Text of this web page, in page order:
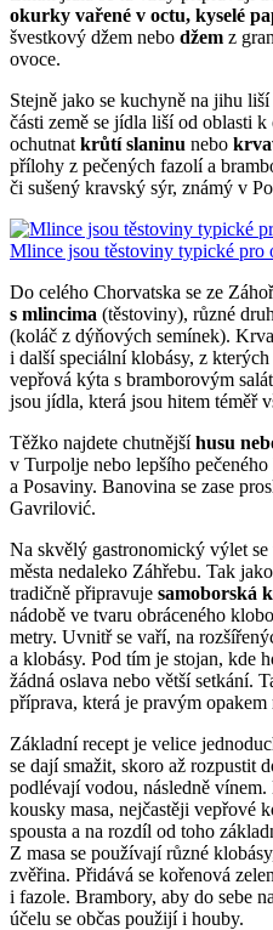
okurky vařené v octu, kyselé
švestkový džem nebo džem z
ovoce.
Stejně jako se kuchyně na jihu
části země se jídla liší od oblasti
ochutnat krůtí slaninu nebo
přílohy z pečených fazolí a
či sušený kravský sýr, známý v
Mlince jsou těstoviny typické pro
Do celého Chorvatska se ze
s mlincima (těstoviny), různé
(koláč z dýňových semínek).
i další speciální klobásy, z
vepřová kýta s bramborovým
jsou jídla, která jsou hitem téměř
Těžko najdete chutnějšíhusu
v Turpolje nebo lepšího pečeného
a Posaviny. Banovina se zase
Gavrilović.
Na skvělý gastronomický výlet
města nedaleko Záhřebu. Tak
tradičně připravuje samoborská
nádobě ve tvaru obráceného
metry. Uvnitř se vaří, na
a klobásy. Pod tím je stojan, kde
žádná oslava nebo větší setkání.
příprava, která je pravým
Základní recept je velice
se dají smažit, skoro až rozpustit
podlévají vodou, následně
kousky masa, nejčastěji vepřové
spousta a na rozdíl od toho
Z masa se používají různé
zvěřina. Přidává se kořenová
i fazole. Brambory, aby do sebe
účelu se občas použijí i houby.